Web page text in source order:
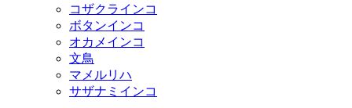
コザクラインコ
ボタンインコ
オカメインコ
文鳥
マメルリハ
サザナミインコ